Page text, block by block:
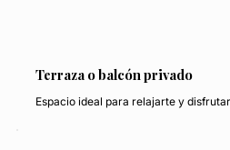
Terraza o balcón privado
Espacio ideal para relajarte y